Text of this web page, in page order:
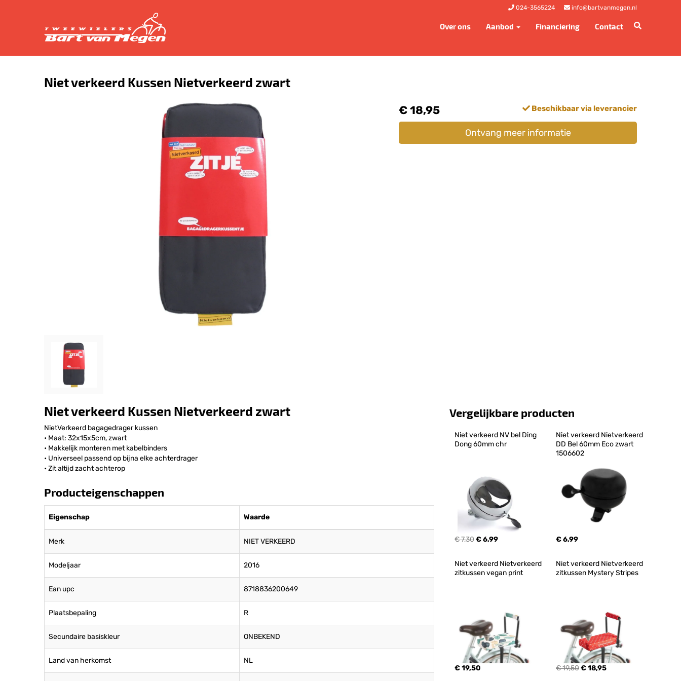
024-3565224 info@bartvanmegen.nl
Over ons Aanbod Financiering Contact
Niet verkeerd Kussen Nietverkeerd zwart
€ 18,95 Beschikbaar via leverancier
Ontvang meer informatie
Niet verkeerd Kussen Nietverkeerd zwart
NietVerkeerd bagagedrager kussen
• Maat: 32x15x5cm, zwart
• Makkelijk monteren met kabelbinders
• Universeel passend op bijna elke achterdrager
• Zit altijd zacht achterop
Producteigenschappen
Eigenschap Waarde
Merk NIET VERKEERD
Modeljaar 2016
Ean upc 8718836200649
Plaatsbepaling R
Secundaire basiskleur ONBEKEND
Land van herkomst NL
Vergelijkbare producten
Niet verkeerd NV bel Ding
Dong 60mm chr
€ 7,30€ 6,99
Niet verkeerd Nietverkeerd
DD Bel 60mm Eco zwart
1506602
€ 6,99
Niet verkeerd Nietverkeerd
zitkussen vegan print
€ 19,50
Niet verkeerd Nietverkeerd
zitkussen Mystery Stripes
€ 19,50€ 18,95